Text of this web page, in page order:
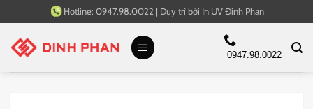
qua
nội
Hotline: 0947.98.0022 | Duy trì bởi In UV Đinh Phan
0947.98.0022